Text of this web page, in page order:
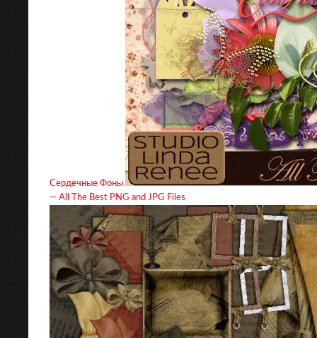
Сердечные Фоны
— All The Best PNG and JPG Files